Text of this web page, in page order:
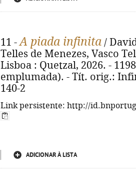
11 -A piada infinita /
Telles de Menezes, Vasco
Lisboa : Quetzal, 2026. -
emplumada). - Tít. orig.:
140-2
Link persistente: http://
ADICIONAR À LISTA